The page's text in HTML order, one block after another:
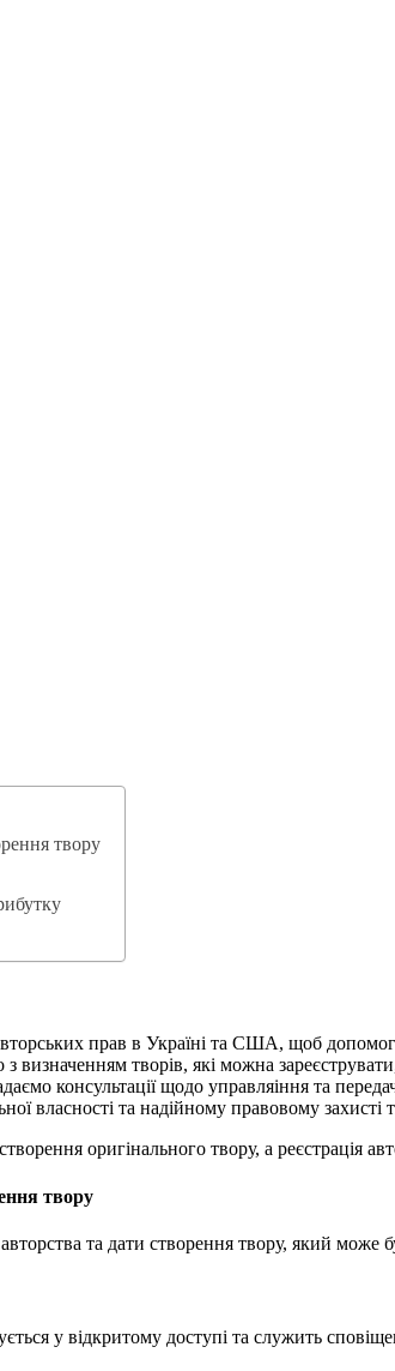
твору
прав в Україні та США, щоб
визначенням творів, які можна
консультації щодо управляіння та
власності та надійному правовому захисті
оригінального твору, а реєстрація
твору
та дати створення твору, який
у відкритому доступі та служить